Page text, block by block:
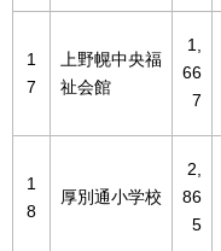
1
7
上野幌中央福
祉会館
1,
66
7
1
8
厚別通小学校
2,
86
5